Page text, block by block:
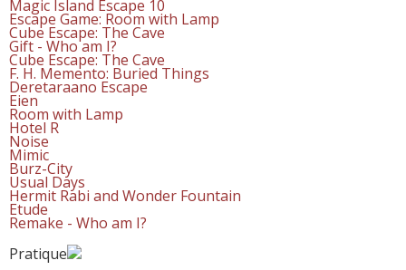
Magic Island Escape 10
Escape Game: Room with Lamp
Cube Escape: The Cave
Gift - Who am I?
Cube Escape: The Cave
F. H. Memento: Buried Things
Deretaraano Escape
Eien
Room with Lamp
Hotel R
Noise
Mimic
Burz-City
Usual Days
Hermit Rabi and Wonder Fountain
Etude
Remake - Who am I?
Pratique